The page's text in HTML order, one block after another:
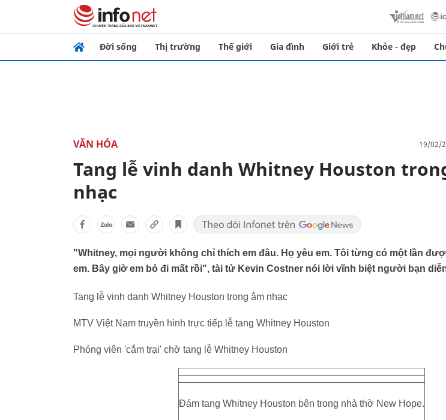
Đời sống Thị trường Thế giới Gia đình Giới trẻ Khỏe - đẹp
VĂN HÓA 19/02/
Tang lễ vinh danh Whitney Houston
nhạc
"Whitney, mọi người không chỉ thích em đâu. Họ yêu em. Tôi từng có một lần
em. Bây giờ em bỏ đi mất rồi", tài tử Kevin Costner nói lời vĩnh biệt người bạn
Tang lễ vinh danh Whitney Houston trong âm nhạc
MTV Việt Nam truyền hình trực tiếp lễ tang Whitney Houston
Phóng viên 'cắm trại' chờ tang lễ Whitney Houston
Đám tang Whitney Houston bên trong nhà thờ New Hope.